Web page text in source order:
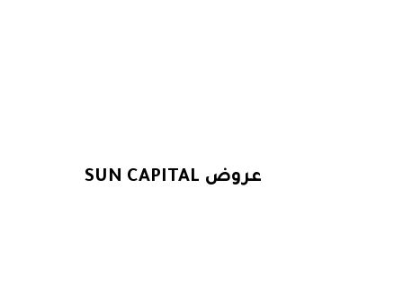
عروض SUN CAPITAL